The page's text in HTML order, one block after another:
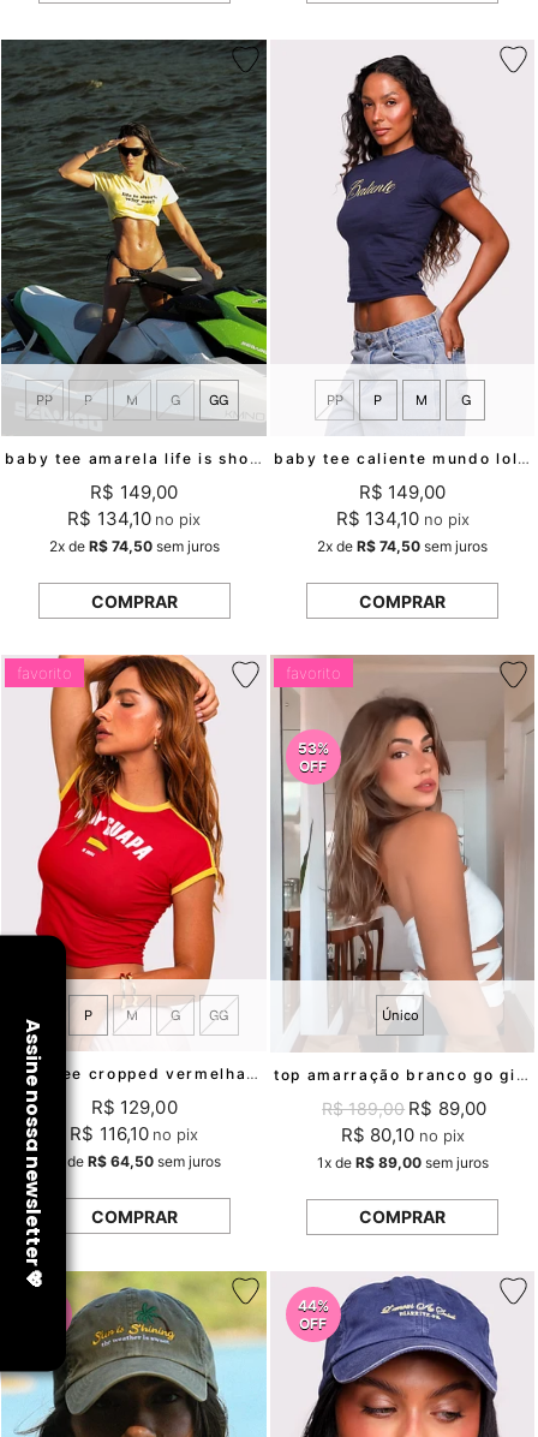
baby tee amarela life is short mundo lolita
PP P M G GG
R$ 149,00
R$ 134,10 no pix
2xde R$ 74,50sem juros
COMPRAR
baby tee caliente mundo lolita
PP P M G
R$ 149,00
R$ 134,10 no pix
2x deR$ 74,50 sem juros
COMPRAR
favorito
baby tee cropped vermelha guapa mundo lolita
P M G GG
R$ 129,00
R$ 116,10 no pix
de R$ 64,50sem juros
COMPRAR
favorito
53%
OFF
top amarração branco go girl mundo lolita
Único
R$ 189,00 R$ 89,00
R$ 80,10 no pix
1xde R$ 89,00sem juros
COMPRAR
44%
OFF